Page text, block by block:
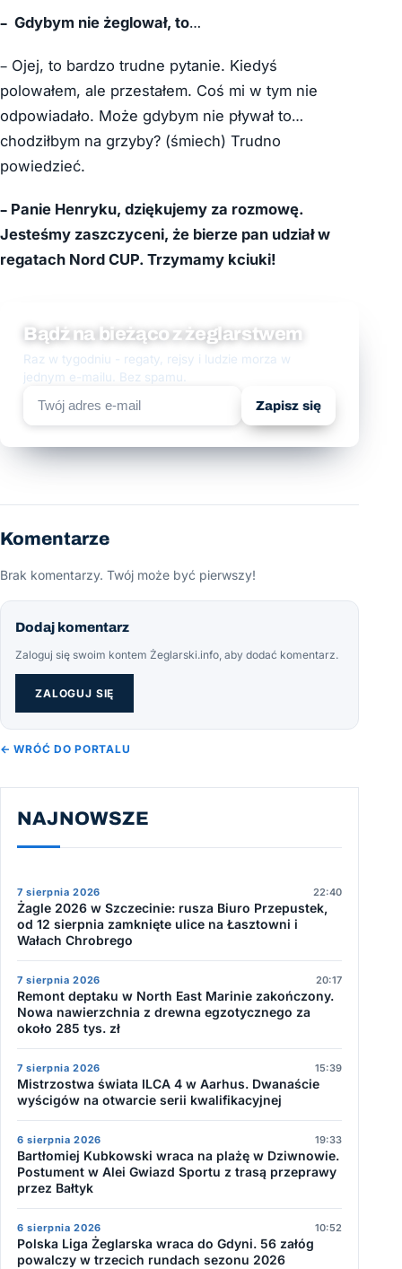
– Gdybym nie żeglował, to…
– Ojej, to bardzo trudne pytanie. Kiedyś
polowałem, ale przestałem. Coś mi w tym nie
odpowiadało. Może gdybym nie pływał to…
chodziłbym na grzyby? (śmiech) Trudno
powiedzieć.
– Panie Henryku, dziękujemy za rozmowę.
Jesteśmy zaszczyceni, że bierze pan udział w
regatach Nord CUP. Trzymamy kciuki!
Bądź na bieżąco z żeglarstwem
Raz w tygodniu - regaty, rejsy i ludzie morza w
jednym e-mailu. Bez spamu.
Zapisz się
Komentarze
Brak komentarzy. Twój może być pierwszy!
Dodaj komentarz
Zaloguj się swoim kontem Żeglarski.info, aby dodać komentarz.
ZALOGUJ SIĘ
← WRÓĆ DO PORTALU
NAJNOWSZE
7 sierpnia 2026 22:40
Żagle 2026 w Szczecinie: rusza Biuro Przepustek,
od 12 sierpnia zamknięte ulice na Łasztowni i
Wałach Chrobrego
7 sierpnia 2026 20:17
Remont deptaku w North East Marinie zakończony.
Nowa nawierzchnia z drewna egzotycznego za
około 285 tys. zł
7 sierpnia 2026 15:39
Mistrzostwa świata ILCA 4 w Aarhus. Dwanaście
wyścigów na otwarcie serii kwalifikacyjnej
6 sierpnia 2026 19:33
Bartłomiej Kubkowski wraca na plażę w Dziwnowie.
Postument w Alei Gwiazd Sportu z trasą przeprawy
przez Bałtyk
6 sierpnia 2026 10:52
Polska Liga Żeglarska wraca do Gdyni. 56 załóg
powalczy w trzecich rundach sezonu 2026